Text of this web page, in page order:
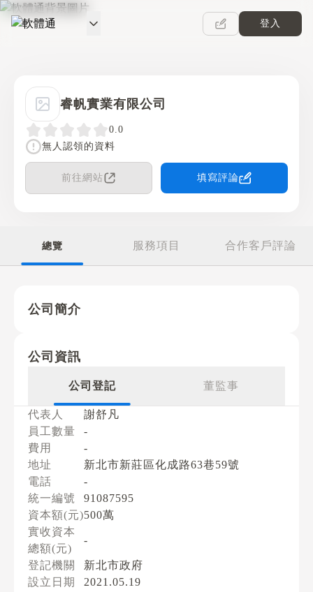
軟體通
登入
睿帆實業有限公司
0.0
無人認領的資料
前往網站 填寫評論
總覽 服務項目 合作客戶評論
公司簡介
公司資訊
公司登記 董監事
代表人
謝舒凡
員工數量
-
費用
-
地址
新北市新莊區化成路63巷59號
電話
-
統一編號
91087595
資本額(元)500萬
實收資本
總額(元)
-
登記機關
新北市政府
設立日期
2021.05.19